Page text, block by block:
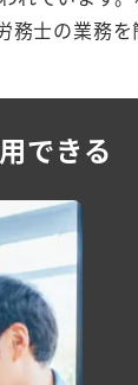
務士の業務を
できる